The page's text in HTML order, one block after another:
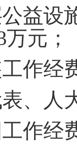
益设
元；
作经
、人
作经